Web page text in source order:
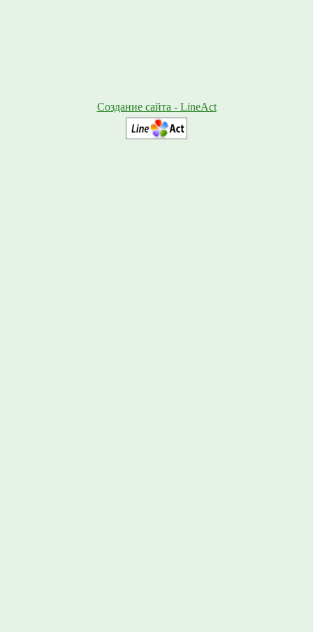
Создание сайта - LineAct